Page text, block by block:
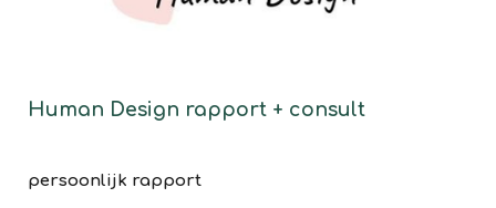
Human Design rapport + consult
persoonlijk rapport